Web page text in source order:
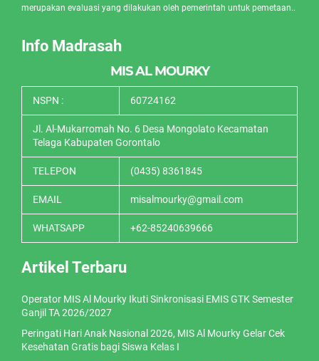
merupakan evaluasi yang dilakukan oleh pemerintah untuk pemetaan..
Info Madrasah
MIS AL MOURKY
NSPN : 60724162
Jl. Al-Mukarromah No. 6 Desa Mongolato Kecamatan
Telaga Kabupaten Gorontalo
TELEPON (0435) 8361845
EMAIL misalmourky@gmail.com
WHATSAPP +62-85240639666
Artikel Terbaru
Operator MIS Al Mourky Ikuti Sinkronisasi EMIS GTK Semester
Ganjil TA 2026/2027
Peringati Hari Anak Nasional 2026, MIS Al Mourky Gelar Cek
Kesehatan Gratis bagi Siswa Kelas I